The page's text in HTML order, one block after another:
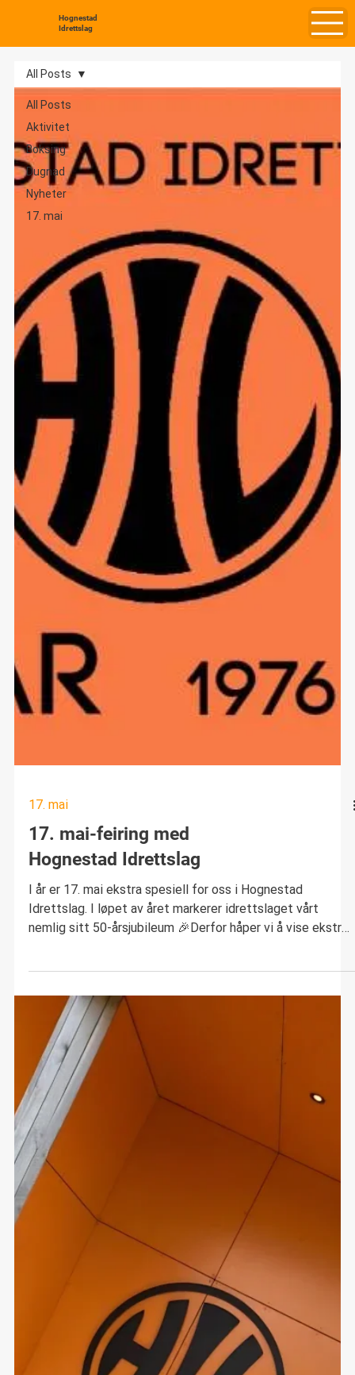
Hognestad
Idrettslag
All Posts
Aktivitet
Boksing
Dugnad
Nyheter
17. mai
All Posts
17. mai
17. mai-feiring med
Hognestad Idrettslag
I år er 17. mai ekstra spesiell for oss i Hognestad
Idrettslag. I løpet av året markerer idrettslaget vårt
godt igjen denne dagen. Vi håper så mange som mulig vil
bli med og feire 17. mai med oss. Program for dagen: Vi
deltar i toget på Hognestad kl. 12.00. HIL stiller som
nummer 7 og går med fane Senere deltar vi også i
Folketoget, med oppmøte kl. 15.30 ved Timehallen/Bryne
storhall. HIL stiller i rekke 1. I folketog